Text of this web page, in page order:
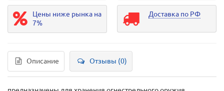
Цены ниже рынка на
7%
Доставка по РФ
Описание Отзывы (0)